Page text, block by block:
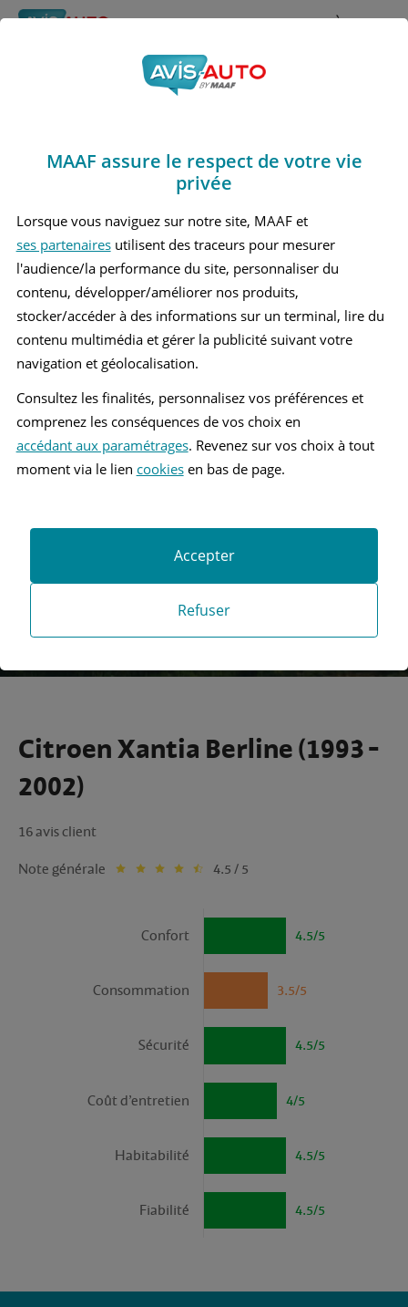
Rechercher À propos
Obtenir un devis d'assurance auto MAAF
Avis Citroen Xantia
Berline (1993 - 2002)
Recherche d'un véhicule
Comparer deux véhicules
Recherche
Recherche avancée
Citroen Xantia Berline (1993 -
2002)
16 avis client
Note générale 4.5 / 5
4.5/5
Confort
3.5/5
Consommation
4.5/5
Sécurité
4/5
Coût d’entretien
4.5/5
Habitabilité
4.5/5
Fiabilité
MAAF assure le respect de votre vie
privée
Lorsque vous naviguez sur notre site, MAAF et
ses partenairesutilisent des traceurs pour mesurer
l'audience/la performance du site, personnaliser du
contenu, développer/améliorer nos produits,
stocker/accéder à des informations sur un terminal, lire du
contenu multimédia et gérer la publicité suivant votre
navigation et géolocalisation.
Consultez les finalités, personnalisez vos préférences et
comprenez les conséquences de vos choix en
accédant aux paramétrages. Revenez sur vos choix à tout
moment via le lien cookiesen bas de page.
Refuser
Accepter